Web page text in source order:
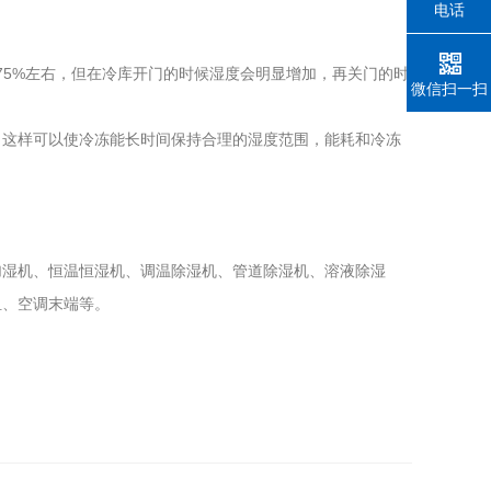
左右，但在冷库开门的时候湿度会明显增加，再关门的时
样可以使冷冻能长时间保持合理的湿度范围，能耗和冷冻
机、恒温恒湿机、调温除湿机、管道除湿机、溶液除湿
空调末端等。
电话
微信扫一扫